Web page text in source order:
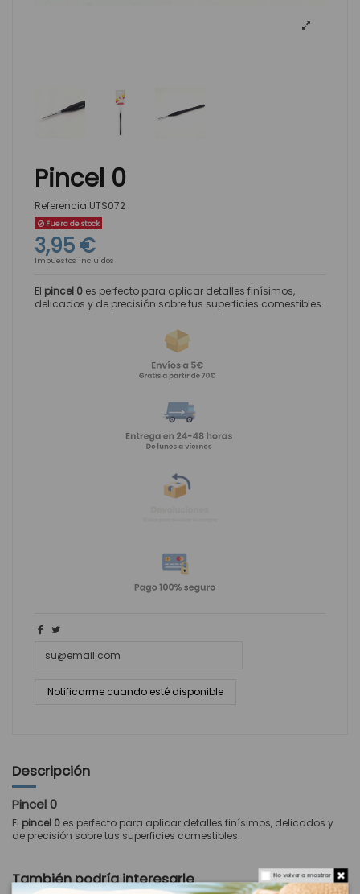
Pincel 0
Referencia UTS072
Fuera de stock
3,95 €
Impuestos incluidos
El pincel 0 es perfecto para aplicar detalles finísimos,
delicados y de precisión sobre tus superficies comestibles.
Descripción
Pincel 0
El pincel 0 es perfecto para aplicar detalles finísimos, delicados y
de precisión sobre tus superficies comestibles.
También podría interesarle No volver a mostrar